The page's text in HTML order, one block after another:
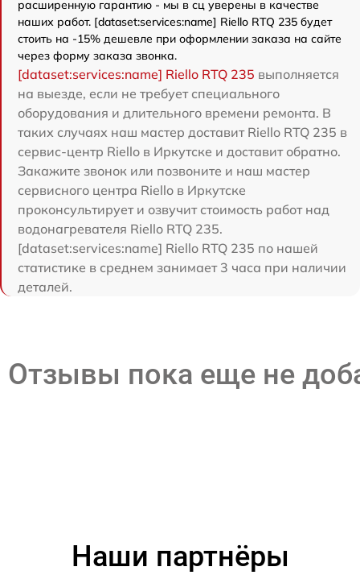
расширенную гарантию - мы в сц уверены в качестве
наших работ. [dataset:services:name] Riello RTQ 235 будет
стоить на -15% дешевле при оформлении заказа на сайте
через форму заказа звонка.
[dataset:services:name] Riello RTQ 235 выполняется
на выезде, если не требует специального
оборудования и длительного времени ремонта. В
таких случаях наш мастер доставит Riello RTQ 235 в
сервис-центр Riello в Иркутске и доставит обратно.
Закажите звонок или позвоните и наш мастер
сервисного центра Riello в Иркутске
проконсультирует и озвучит стоимость работ над
водонагревателя Riello RTQ 235.
[dataset:services:name] Riello RTQ 235 по нашей
статистике в среднем занимает 3 часа при наличии
деталей.
Отзывы пока еще не
Наши партнёры